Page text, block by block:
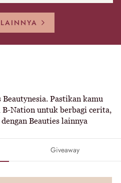
Pastikan kamu
Nation untuk berbagi cerita,
Beauties lainnya
Giveaway